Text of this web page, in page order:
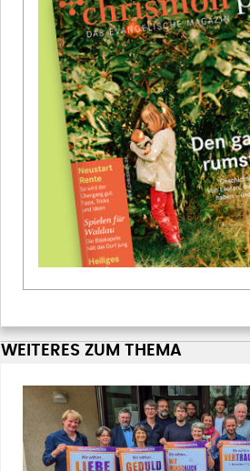
WEITERES ZUM THEMA